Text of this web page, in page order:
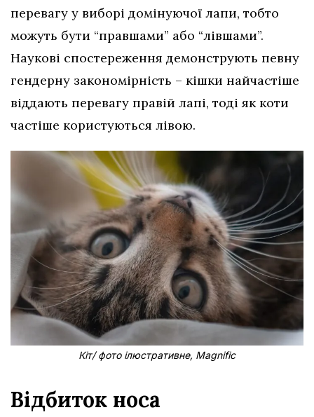
перевагу у виборі домінуючої лапи, тобто
можуть бути “правшами” або “лівшами”.
Наукові спостереження демонструють певну
гендерну закономірність – кішки найчастіше
віддають перевагу правій лапі, тоді як коти
частіше користуються лівою.
Кіт/ фото ілюстративне, Magnific
Відбиток носа